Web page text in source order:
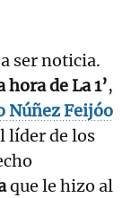
ser noticia.
hora de La 1’,
Núñez Feijóo
líder de los
que le hizo al